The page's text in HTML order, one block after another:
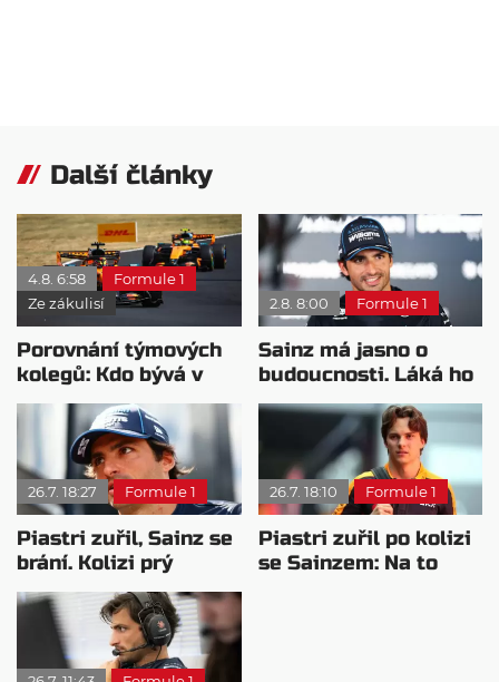
Další články
4.8. 6:58
Formule 1
Ze zákulisí
Porovnání týmových
kolegů: Kdo bývá v
sobotu nejrychlejší?
2.8. 8:00 Formule 1
Sainz má jasno o
budoucnosti. Láká ho
jiná závodní kategorie
26.7. 18:27 Formule 1
Piastri zuřil, Sainz se
brání. Kolizi prý
způsobil problém s
vozem
26.7. 18:10 Formule 1
Piastri zuřil po kolizi
se Sainzem: Na to